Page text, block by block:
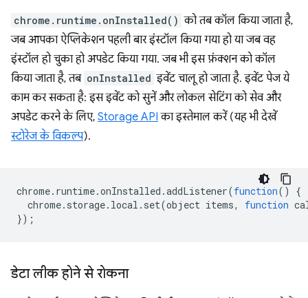
chrome.runtime.onInstalled() को तब कॉल किया जाता है,
जब आपका ऐप्लिकेशन पहली बार इंस्टॉल किया गया हो या जब वह
इंस्टॉल हो चुका हो अपडेट किया गया. जब भी इस फ़ंक्शन को कॉल
किया जाता है, तब onInstalled इवेंट चालू हो जाता है. इवेंट पेज ये
काम कर सकता है: इस इवेंट को सुनें और लोकल सेटिंग को सेव और
अपडेट करने के लिए, Storage API का इस्तेमाल करें (यह भी देखें
स्टोरेज के विकल्प).
chrome. runtime.onInstalled .addListener(function()
{
chrome. storage. local . set(object items, function
});
डेटा लीक होने से रोकना